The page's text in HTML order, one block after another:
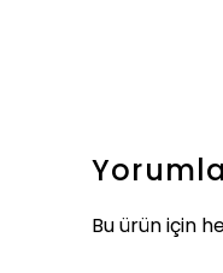
Bu ürün için